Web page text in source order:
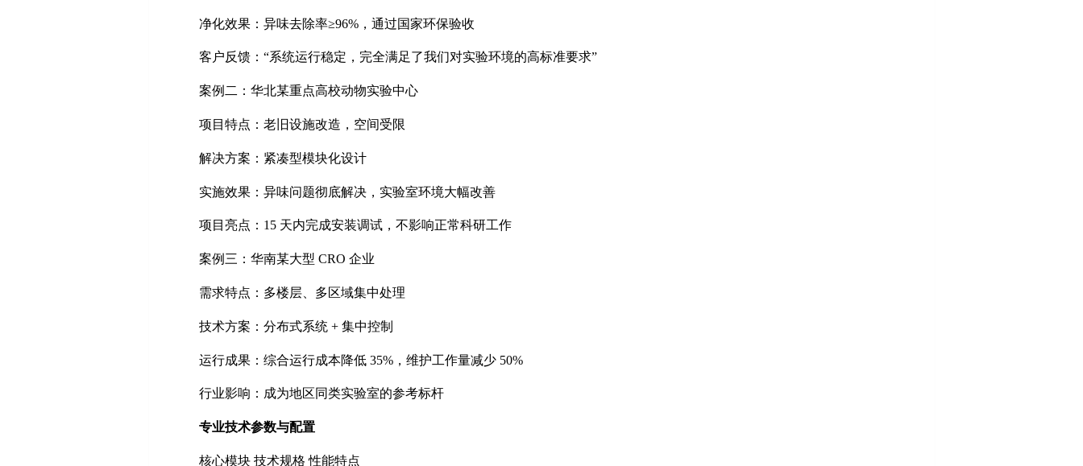
净化效果：异味去除率≥96%，通过国家环保验收
客户反馈： “系统运行稳定，完全满足了我们对实验环境的高标准要求”
案例二：华北某重点高校动物实验中心
项目特点：老旧设施改造，空间受限
解决方案：紧凑型模块化设计
实施效果：异味问题彻底解决，实验室环境大幅改善
项目亮点： 15 天内完成安装调试，不影响正常科研工作
案例三：华南某大型 CRO 企业
需求特点：多楼层、多区域集中处理
技术方案：分布式系统 + 集中控制
运行成果：综合运行成本降低 35%，维护工作量减少 50%
行业影响：成为地区同类实验室的参考标杆
专业技术参数与配置
核心模块 技术规格 性能特点